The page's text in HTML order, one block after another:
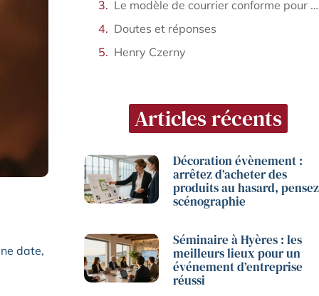
date,
Le modèle de courrier conforme pour une demande de temps partiel
Doutes et réponses
Henry Czerny
Articles récents
Décoration évènement :
arrêtez d’acheter des
produits au hasard, pensez
scénographie
Séminaire à Hyères : les
meilleurs lieux pour un
événement d’entreprise
réussi